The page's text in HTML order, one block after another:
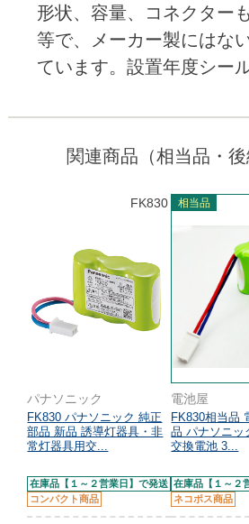
形状、容量、コネクター
等で、メーカー製にはな
ています。設置年度シール
関連商品（相当品・後
FK830
パナソニック
FK830 パナソニック 純正
部品 新品 誘導灯器具・非
常灯器具用交...
在庫品【１～２営業日】で発送
コンパクト商品
相当品
電池屋
FK830相当品
品 パナソニッ
交換電池 3...
在庫品【１～２
ネコポス商品